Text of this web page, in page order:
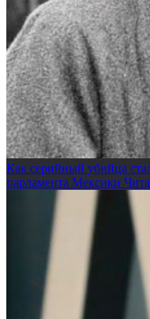
Как серийный убийца
парламента Мексики